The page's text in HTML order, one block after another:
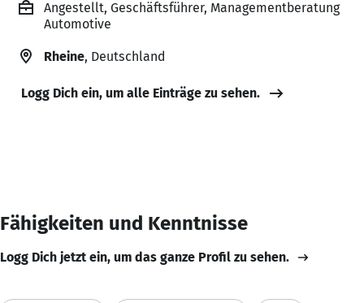
Angestellt, Geschäftsführer, Managementberatung
Automotive
Rheine, Deutschland
Logg Dich ein, um alle Einträge zu sehen.
Fähigkeiten und Kenntnisse
Logg Dich jetzt ein, um das ganze Profil zu sehen.